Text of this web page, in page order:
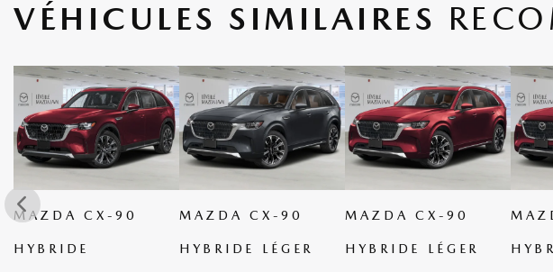
VÉHICULES SIMILAIRES
MAZDA CX-90
HYBRIDE LÉGER
MAZDA CX-90
HYBRIDE LÉGER
MAZDA CX-90
HYBRIDE LÉGER